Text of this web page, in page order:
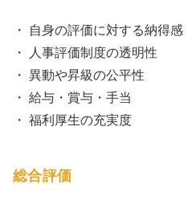
・ 自身の評価に対する納得感
・ 人事評価制度の透明性
・ 異動や昇級の公平性
・ 給与・賞与・手当
・ 福利厚生の充実度
総合評価